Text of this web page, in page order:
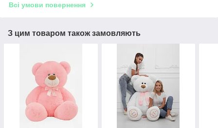
Всі умови повернення
З цим товаром також замовляють